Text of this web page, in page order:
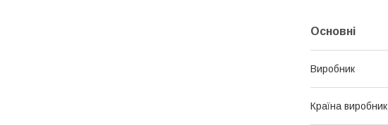
Основні
Виробник
Країна виробник